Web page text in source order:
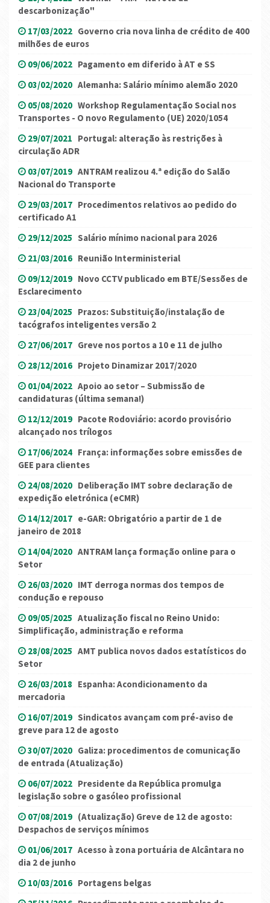
descarbonização"
17/03/2022 Governo cria nova linha de crédito de 400
milhões de euros
09/06/2022 Pagamento em diferido à AT e SS
03/02/2020 Alemanha: Salário mínimo alemão 2020
05/08/2020 Workshop Regulamentação Social nos
Transportes - O novo Regulamento (UE) 2020/1054
29/07/2021 Portugal: alteração às restrições à
circulação ADR
03/07/2019 ANTRAM realizou 4.ª edição do Salão
Nacional do Transporte
29/03/2017 Procedimentos relativos ao pedido do
certificado A1
29/12/2025 Salário mínimo nacional para 2026
21/03/2016 Reunião Interministerial
09/12/2019 Novo CCTV publicado em BTE/Sessões de
Esclarecimento
23/04/2025 Prazos: Substituição/instalação de
tacógrafos inteligentes versão 2
27/06/2017 Greve nos portos a 10 e 11 de julho
28/12/2016 Projeto Dinamizar 2017/2020
01/04/2022 Apoio ao setor – Submissão de
candidaturas (última semana!)
12/12/2019 Pacote Rodoviário: acordo provisório
alcançado nos trílogos
17/06/2024 França: informações sobre emissões de
GEE para clientes
24/08/2020 Deliberação IMT sobre declaração de
expedição eletrónica (eCMR)
14/12/2017 e-GAR: Obrigatório a partir de 1 de
janeiro de 2018
14/04/2020 ANTRAM lança formação online para o
Setor
26/03/2020 IMT derroga normas dos tempos de
condução e repouso
09/05/2025 Atualização fiscal no Reino Unido:
Simplificação, administração e reforma
28/08/2025 AMT publica novos dados estatísticos do
Setor
26/03/2018 Espanha: Acondicionamento da
mercadoria
16/07/2019 Sindicatos avançam com pré-aviso de
greve para 12 de agosto
30/07/2020 Galiza: procedimentos de comunicação
de entrada (Atualização)
06/07/2022 Presidente da República promulga
legislação sobre o gasóleo profissional
07/08/2019 (Atualização) Greve de 12 de agosto:
Despachos de serviços mínimos
01/06/2017 Acesso à zona portuária de Alcântara no
dia 2 de junho
10/03/2016 Portagens belgas